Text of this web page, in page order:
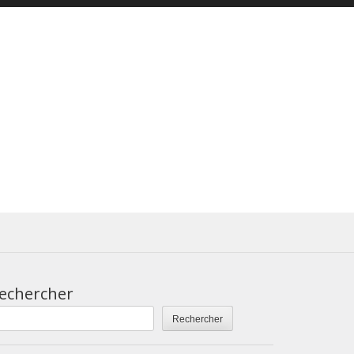
Rechercher